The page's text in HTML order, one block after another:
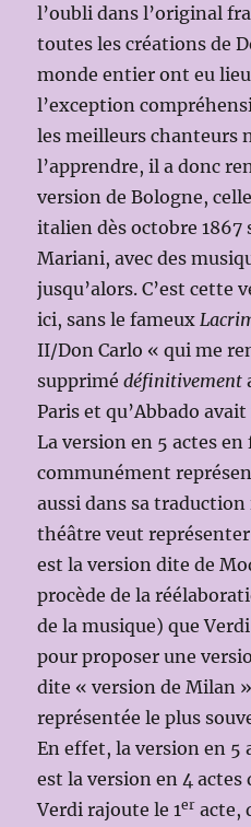
l’oubli dans l’original
toutes les créations de
monde entier ont eu
l’exception
les meilleurs chanteurs
l’apprendre, il a donc
version de Bologne,
italien dès octobre 1867
Mariani, avec des
jusqu’alors. C’est cette
ici, sans le fameux
II/Don Carlo « qui me
supprimédéfinitivement
Paris et qu’Abbado
La version en 5 actes
communément
aussi dans sa
théâtre veut
est la version dite de
procède de la
de la musique) que
pour proposer une
dite « version de Milan
représentée le plus
En effet, la version en 5
est la version en 4 actes
Verdi rajoute le 1er acte,